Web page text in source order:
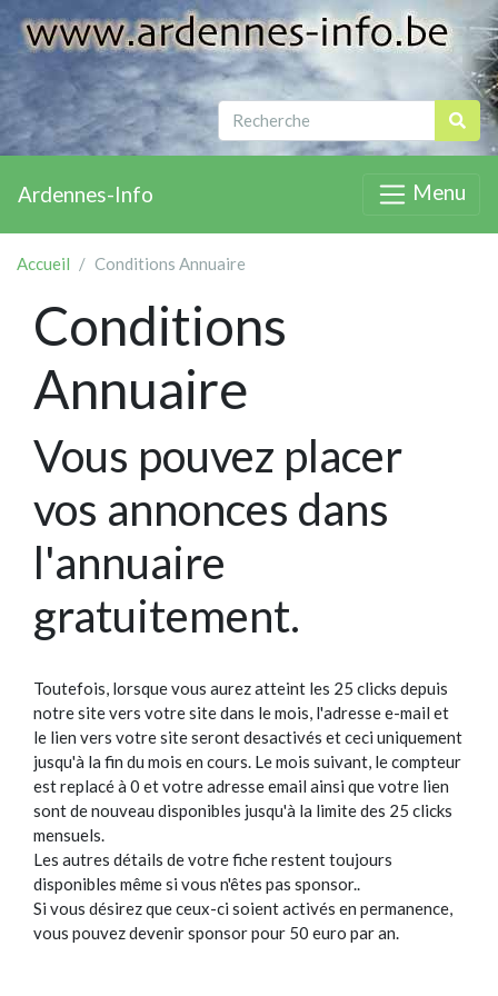
Ardennes-Info Menu
Accueil Conditions Annuaire
Conditions
Annuaire
Vous pouvez placer
vos annonces dans
l'annuaire
gratuitement.
Toutefois, lorsque vous aurez atteint les 25 clicks depuis
notre site vers votre site dans le mois, l'adresse e-mail et
le lien vers votre site seront desactivés et ceci uniquement
jusqu'à la fin du mois en cours. Le mois suivant, le compteur
est replacé à 0 et votre adresse email ainsi que votre lien
sont de nouveau disponibles jusqu'à la limite des 25 clicks
mensuels.
Les autres détails de votre fiche restent toujours
disponibles même si vous n'êtes pas sponsor..
Si vous désirez que ceux-ci soient activés en permanence,
vous pouvez devenir sponsor pour 50 euro par an.